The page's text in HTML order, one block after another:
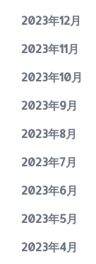
2023年12月
2023年11月
2023年10月
2023年9月
2023年8月
2023年7月
2023年6月
2023年5月
2023年4月